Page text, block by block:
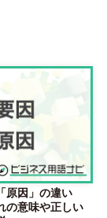
原因」の違い
の意味や正しい